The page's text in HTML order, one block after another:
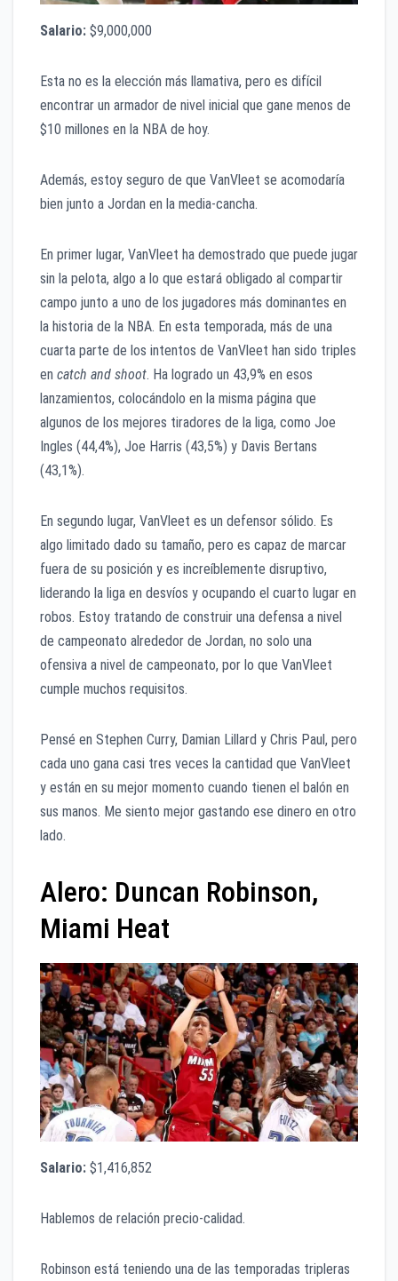
Salario: $9,000,000
Esta no es la elección más llamativa, pero es difícil
encontrar un armador de nivel inicial que gane menos de
$10 millones en la NBA de hoy.
Además, estoy seguro de que VanVleet se acomodaría
bien junto a Jordan en la media-cancha.
En primer lugar, VanVleet ha demostrado que puede jugar
sin la pelota, algo a lo que estará obligado al compartir
campo junto a uno de los jugadores más dominantes en
la historia de la NBA. En esta temporada, más de una
cuarta parte de los intentos de VanVleet han sido triples
en catch and shoot. Ha logrado un 43,9% en esos
lanzamientos, colocándolo en la misma página que
algunos de los mejores tiradores de la liga, como Joe
Ingles (44,4%), Joe Harris (43,5%) y Davis Bertans
(43,1%).
En segundo lugar, VanVleet es un defensor sólido. Es
algo limitado dado su tamaño, pero es capaz de marcar
fuera de su posición y es increíblemente disruptivo,
liderando la liga en desvíos y ocupando el cuarto lugar en
robos. Estoy tratando de construir una defensa a nivel
de campeonato alrededor de Jordan, no solo una
ofensiva a nivel de campeonato, por lo que VanVleet
cumple muchos requisitos.
Pensé en Stephen Curry, Damian Lillard y Chris Paul, pero
cada uno gana casi tres veces la cantidad que VanVleet
y están en su mejor momento cuando tienen el balón en
sus manos. Me siento mejor gastando ese dinero en otro
lado.
Alero: Duncan Robinson,
Miami Heat
Salario: $1,416,852
Hablemos de relación precio-calidad.
Robinson está teniendo una de las temporadas tripleras